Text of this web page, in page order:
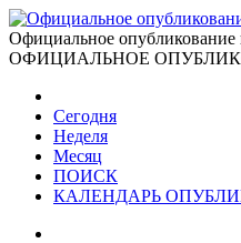
Официальное опубликование
ОФИЦИАЛЬНОЕ
Сегодня
Неделя
Месяц
ПОИСК
КАЛЕНДАРЬ